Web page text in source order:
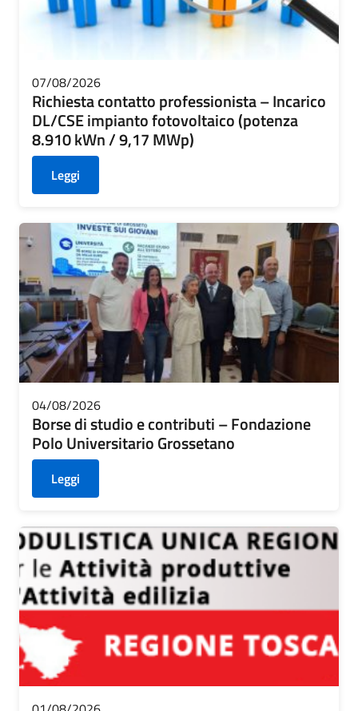
CONTATTI
07/08/2026
Richiesta contatto professionista – Incarico
DL/CSE impianto fotovoltaico (potenza
8.910 kWn / 9,17 MWp)
Leggi
04/08/2026
Borse di studio e contributi – Fondazione
Polo Universitario Grossetano
Leggi